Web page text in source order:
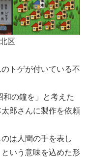
区
トゲが付いている不
和の鐘を」と考えた
郎さんに製作を依頼
は人間の手を表し
いう意味を込めた形